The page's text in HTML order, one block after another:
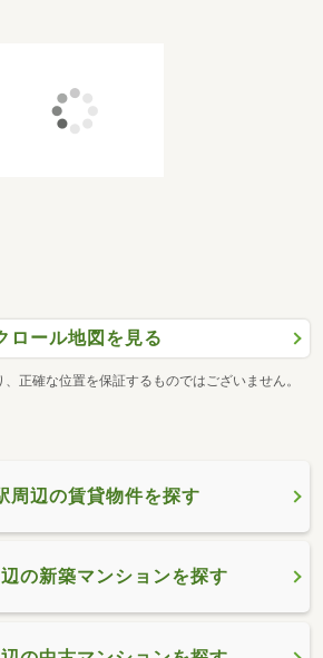
ロール地図を見る
正確な位置を保証するものではございません。
周辺の賃貸物件を探す
の新築マンションを探す